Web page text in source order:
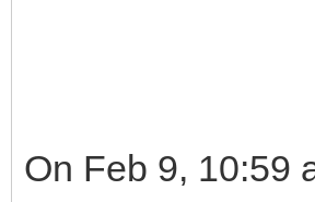
On Feb 9, 10:59